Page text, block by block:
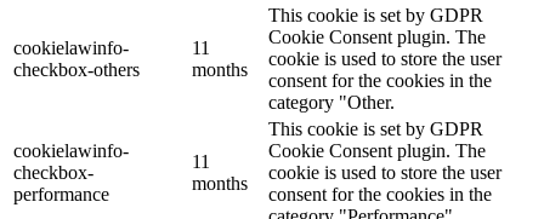
cookielawinfo-
checkbox-others
11
months
This cookie is set by GDPR
Cookie Consent plugin. The
cookie is used to store the user
consent for the cookies in the
category "Other.
cookielawinfo-
checkbox-
performance
11
months
This cookie is set by GDPR
Cookie Consent plugin. The
cookie is used to store the user
consent for the cookies in the